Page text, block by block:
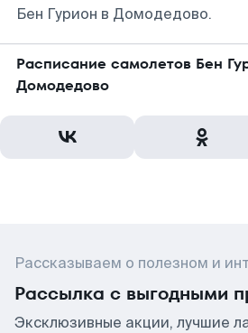
Бен Гурион в Домодедово.
Расписание самолетов Бен
Домодедово
Рассказываем о полезном и
Рассылка с выгодными
Эксклюзивные акции, лучшие